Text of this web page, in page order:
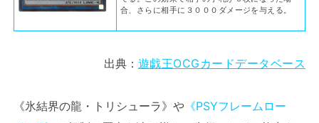
合、さらに相手に３０００ダメージを与える。
出典： 遊戯王OCGカードデータベース
《氷結界の龍・トリシューラ》や 《PSYフレームロー